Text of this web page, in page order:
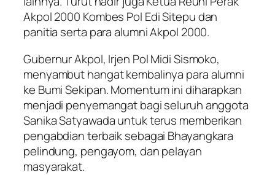
Akpol 2000 Kombes Pol Edi Sitepu dan
panitia serta para alumni Akpol 2000.
Gubernur Akpol, Irjen Pol Midi Sismoko,
menyambut hangat kembalinya para alumni
ke Bumi Sekipan. Momentum ini diharapkan
menjadi penyemangat bagi seluruh anggota
Sanika Satyawada untuk terus memberikan
pengabdian terbaik sebagai Bhayangkara
pelindung, pengayom, dan pelayan
masyarakat.